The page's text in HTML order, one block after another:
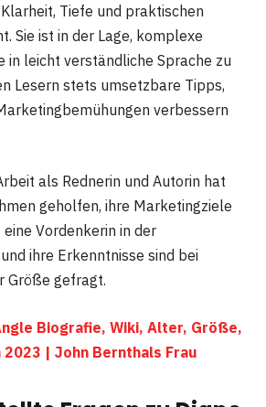
Tiefe und praktischen
Sie ist in der Lage, komplexe
in leicht verständliche Sprache zu
Lesern stets umsetzbare Tipps,
verbessern
als Rednerin und Autorin hat
geholfen, ihre Marketingziele
eine Vordenkerin in der
ihre Erkenntnisse sind bei
Größe gefragt.
Biografie, Wiki, Alter, Größe,
2023 | John Bernthals Frau